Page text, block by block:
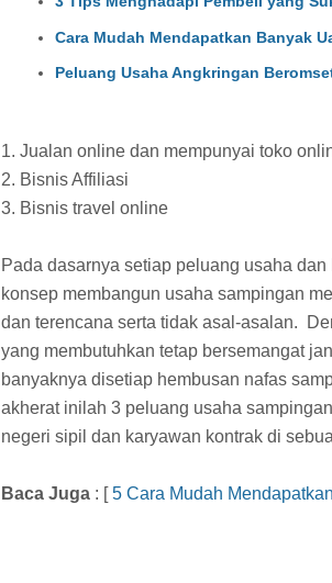
Cara Mudah Mendapatkan Banyak
Peluang Usaha Angkringan
1. Jualan online dan mempunyai toko
2. Bisnis Affiliasi
3. Bisnis travel online
Pada dasarnya setiap peluang usaha
konsep membangun usaha sampingan
dan terencana serta tidak asal-asalan.
yang membutuhkan tetap bersemangat
banyaknya disetiap hembusan nafas
akherat inilah 3 peluang usaha
negeri sipil dan karyawan kontrak di
Baca Juga : [5 Cara Mudah